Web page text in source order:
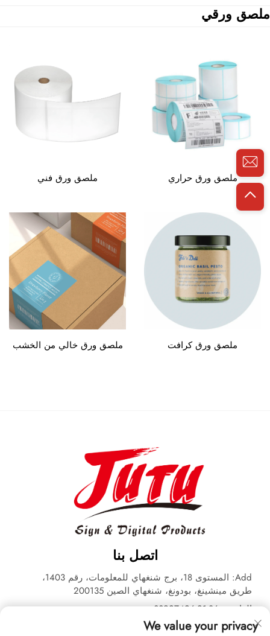
ملصق ورقي
ملصق ورق حراري ملصق ورق فني
ملصق ورق كرافت ملصق ورق خالي من الخشب
اتصل بنا
Add: المستوى 18، برج شنغهاي للمعلومات، رقم 1403،
طريق مينشينغ، بودونغ، شنغهاي الصين 200135
الهاتف:+86-21-33927426
البريد الإلكتروني:[email protected]
We value your privacy